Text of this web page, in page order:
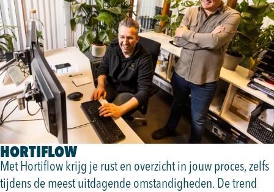
HORTIFLOW
Met Hortiflow krijg je rust en overzicht in jouw proces, zelfs
tijdens de meest uitdagende omstandigheden. De trend